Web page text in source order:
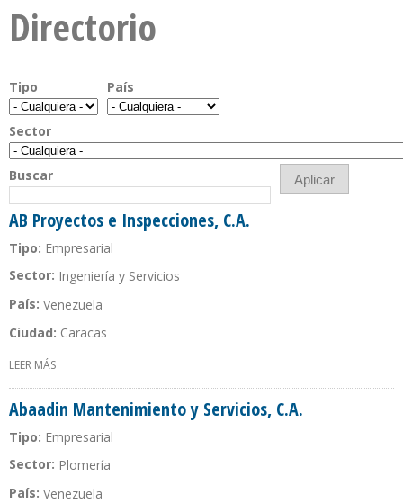
Directorio
Tipo País
Sector
Buscar
AB Proyectos e Inspecciones, C.A.
Tipo: Empresarial
Sector: Ingeniería y Servicios
País: Venezuela
Ciudad: Caracas
LEER MÁS
Abaadin Mantenimiento y Servicios, C.A.
Tipo: Empresarial
Sector: Plomería
País: Venezuela